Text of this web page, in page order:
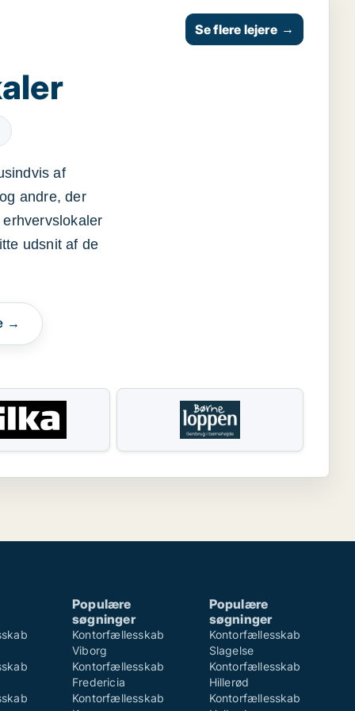
af
andre, der
udsnit af de
→
Se flere lejere →
Populære
søgninger
Kontorfællesskab
Viborg
Kontorfællesskab
Fredericia
Kontorfællesskab
Populære
søgninger
Kontorfællesskab
Slagelse
Kontorfællesskab
Hillerød
Kontorfællesskab